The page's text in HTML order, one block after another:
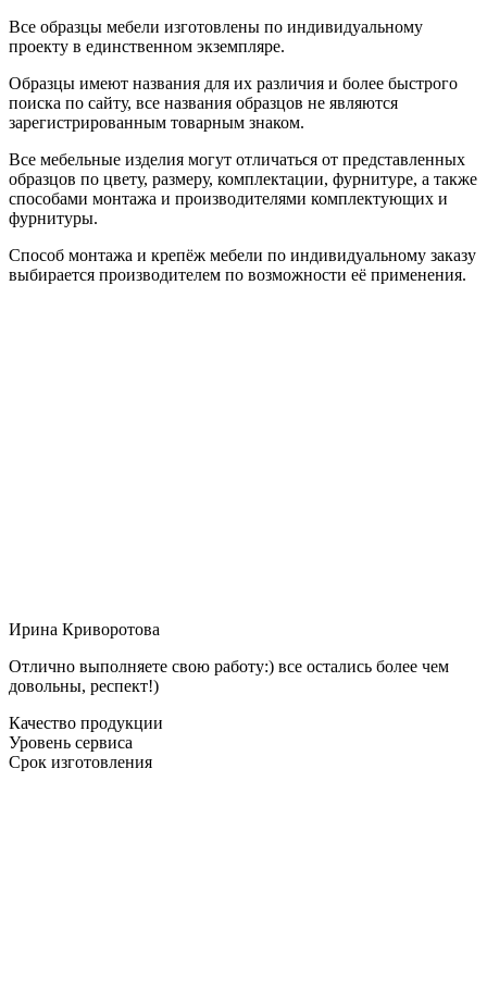
Все образцы мебели изготовлены по индивидуальному
проекту в единственном экземпляре.
Образцы имеют названия для их различия и более быстрого
поиска по сайту, все названия образцов не являются
зарегистрированным товарным знаком.
Все мебельные изделия могут отличаться от представленных
образцов по цвету, размеру, комплектации, фурнитуре, а также
способами монтажа и производителями комплектующих и
фурнитуры.
Способ монтажа и крепёж мебели по индивидуальному заказу
выбирается производителем по возможности её применения.
Ирина Криворотова
Отлично выполняете свою работу:) все остались более чем
довольны, респект!)
Качество продукции
Уровень сервиса
Срок изготовления